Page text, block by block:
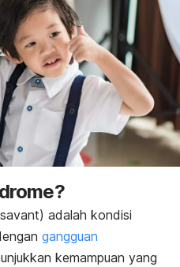
?
adalah kondisi
gangguan
kemampuan yang